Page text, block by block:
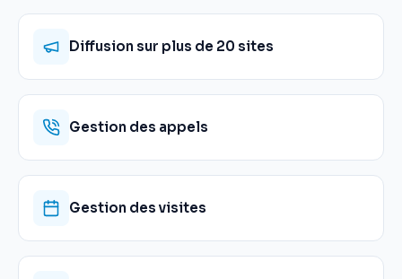
Diffusion sur plus de 20 sites
Gestion des appels
Gestion des visites